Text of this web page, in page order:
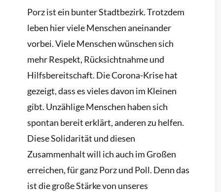
Porz ist ein bunter Stadtbezirk. Trotzdem
leben hier viele Menschen aneinander
vorbei. Viele Menschen wünschen sich
mehr Respekt, Rücksichtnahme und
Hilfsbereitschaft. Die Corona-Krise hat
gezeigt, dass es vieles davon im Kleinen
gibt. Unzählige Menschen haben sich
spontan bereit erklärt, anderen zu helfen.
Diese Solidarität und diesen
Zusammenhalt will ich auch im Großen
erreichen, für ganz Porz und Poll. Denn das
ist die große Stärke von unseres